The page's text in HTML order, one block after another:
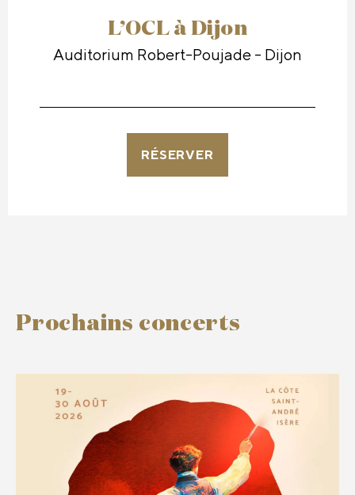
L’OCL à Dijon
Auditorium Robert-Poujade - Dijon
RÉSERVER
Prochains concerts